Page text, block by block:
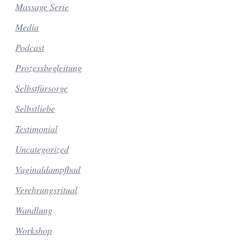
Massage Serie
Media
Podcast
Prozessbegleitung
Selbstfürsorge
Selbstliebe
Testimonial
Uncategorized
Vaginaldampfbad
Verehrungsritual
Wandlung
Workshop